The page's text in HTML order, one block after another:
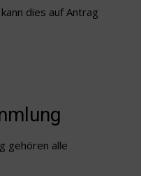
dies auf Antrag
gehören alle